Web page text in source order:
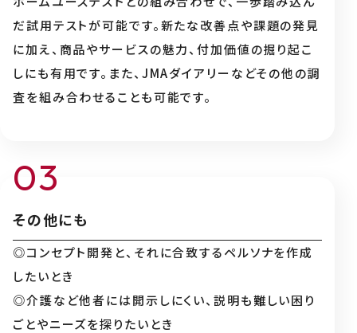
だ試用テストが可能です。新たな改善点や課題の発見
に加え、商品やサービスの魅力、付加価値の掘り起こ
しにも有用です。また、JMAダイアリーなどその他の調
査を組み合わせることも可能です。
その他にも
◎コンセプト開発と、それに合致するペルソナを作成
したいとき
◎介護など他者には開示しにくい、説明も難しい困り
ごとやニーズを探りたいとき